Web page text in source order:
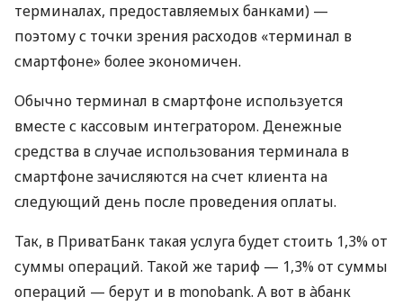
терминалах, предоставляемых банками) —
поэтому с точки зрения расходов «терминал в
смартфоне» более экономичен.
Обычно терминал в смартфоне используется
вместе с кассовым интегратором. Денежные
средства в случае использования терминала в
смартфоне зачисляются на счет клиента на
следующий день после проведения оплаты.
Так, в ПриватБанк такая услуга будет стоить 1,3% от
суммы операций. Такой же тариф — 1,3% от суммы
операций — берут и в monobank. А вот в àбанк